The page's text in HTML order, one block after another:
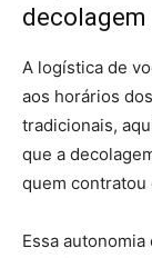
decolagem
A logística de
aos horários
tradicionais,
que a
quem contratou
Essa